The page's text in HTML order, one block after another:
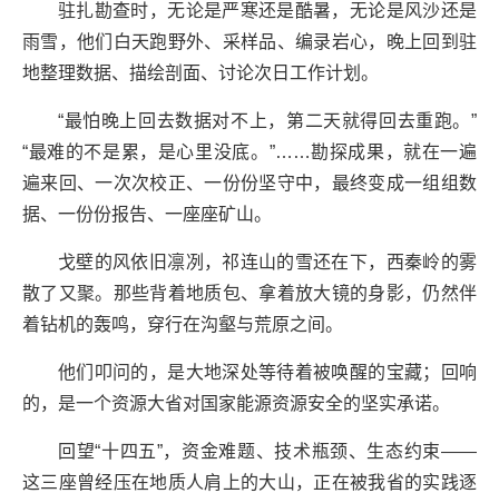
驻扎勘查时，无论是严寒还是酷暑，无论是风沙还是
雨雪，他们白天跑野外、采样品、编录岩心，晚上回到驻
地整理数据、描绘剖面、讨论次日工作计划。
“最怕晚上回去数据对不上，第二天就得回去重跑。”
“最难的不是累，是心里没底。”……勘探成果，就在一遍
遍来回、一次次校正、一份份坚守中，最终变成一组组数
据、一份份报告、一座座矿山。
戈壁的风依旧凛冽，祁连山的雪还在下，西秦岭的雾
散了又聚。那些背着地质包、拿着放大镜的身影，仍然伴
着钻机的轰鸣，穿行在沟壑与荒原之间。
他们叩问的，是大地深处等待着被唤醒的宝藏；回响
的，是一个资源大省对国家能源资源安全的坚实承诺。
回望“十四五”，资金难题、技术瓶颈、生态约束——
这三座曾经压在地质人肩上的大山，正在被我省的实践逐